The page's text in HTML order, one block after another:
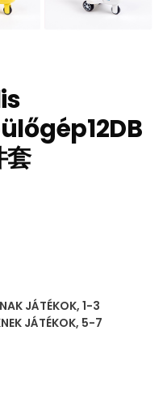
套
JÁTÉKOK, 1-3
JÁTÉKOK, 5-7